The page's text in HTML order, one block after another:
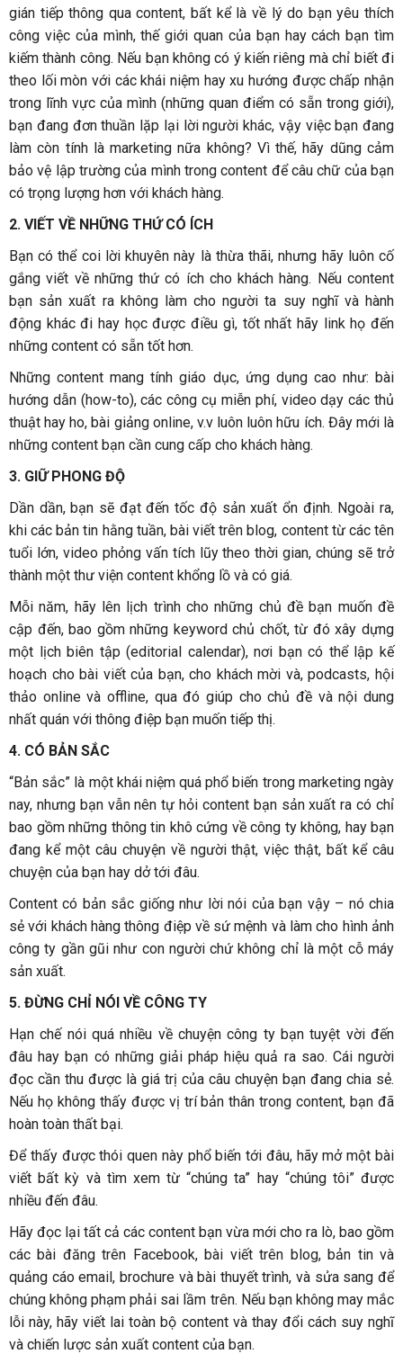
gián tiếp thông qua content, bất kể là về lý do bạn yêu thích
công việc của mình, thế giới quan của bạn hay cách bạn tìm
kiếm thành công. Nếu bạn không có ý kiến riêng mà chỉ biết đi
theo lối mòn với các khái niệm hay xu hướng được chấp nhận
trong lĩnh vực của mình (những quan điểm có sẵn trong giới),
bạn đang đơn thuần lặp lại lời người khác, vậy việc bạn đang
làm còn tính là marketing nữa không? Vì thế, hãy dũng cảm
bảo vệ lập trường của mình trong content để câu chữ của bạn
có trọng lượng hơn với khách hàng.
2. VIẾT VỀ NHỮNG THỨ CÓ ÍCH
Bạn có thể coi lời khuyên này là thừa thãi, nhưng hãy luôn cố
gắng viết về những thứ có ích cho khách hàng. Nếu content
bạn sản xuất ra không làm cho người ta suy nghĩ và hành
động khác đi hay học được điều gì, tốt nhất hãy link họ đến
những content có sẵn tốt hơn.
Những content mang tính giáo dục, ứng dụng cao như: bài
hướng dẫn (how-to), các công cụ miễn phí, video dạy các thủ
thuật hay ho, bài giảng online, v.v luôn luôn hữu ích. Đây mới là
những content bạn cần cung cấp cho khách hàng.
3. GIỮ PHONG ĐỘ
Dần dần, bạn sẽ đạt đến tốc độ sản xuất ổn định. Ngoài ra,
khi các bản tin hằng tuần, bài viết trên blog, content từ các tên
tuổi lớn, video phỏng vấn tích lũy theo thời gian, chúng sẽ trở
thành một thư viện content khổng lồ và có giá.
Mỗi năm, hãy lên lịch trình cho những chủ đề bạn muốn đề
cập đến, bao gồm những keyword chủ chốt, từ đó xây dựng
một lịch biên tập (editorial calendar), nơi bạn có thể lập kế
hoạch cho bài viết của bạn, cho khách mời và, podcasts, hội
thảo online và offline, qua đó giúp cho chủ đề và nội dung
nhất quán với thông điệp bạn muốn tiếp thị.
4. CÓ BẢN SẮC
“Bản sắc” là một khái niệm quá phổ biến trong marketing ngày
nay, nhưng bạn vẫn nên tự hỏi content bạn sản xuất ra có chỉ
bao gồm những thông tin khô cứng về công ty không, hay bạn
đang kể một câu chuyện về người thật, việc thật, bất kể câu
chuyện của bạn hay dở tới đâu.
Content có bản sắc giống như lời nói của bạn vậy – nó chia
sẻ với khách hàng thông điệp về sứ mệnh và làm cho hình ảnh
công ty gần gũi như con người chứ không chỉ là một cỗ máy
sản xuất.
5. ĐỪNG CHỈ NÓI VỀ CÔNG TY
Hạn chế nói quá nhiều về chuyện công ty bạn tuyệt vời đến
đâu hay bạn có những giải pháp hiệu quả ra sao. Cái người
đọc cần thu được là giá trị của câu chuyện bạn đang chia sẻ.
Nếu họ không thấy được vị trí bản thân trong content, bạn đã
hoàn toàn thất bại.
Để thấy được thói quen này phổ biến tới đâu, hãy mở một bài
viết bất kỳ và tìm xem từ “chúng ta” hay “chúng tôi” được
nhiều đến đâu.
Hãy đọc lại tất cả các content bạn vừa mới cho ra lò, bao gồm
các bài đăng trên Facebook, bài viết trên blog, bản tin và
quảng cáo email, brochure và bài thuyết trình, và sửa sang để
chúng không phạm phải sai lầm trên. Nếu bạn không may mắc
lỗi này, hãy viết lai toàn bộ content và thay đổi cách suy nghĩ
và chiến lược sản xuất content của bạn.